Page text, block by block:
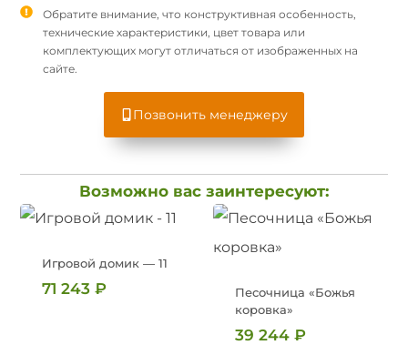
Обратите внимание, что конструктивная особенность,
технические характеристики, цвет товара или
комплектующих могут отличаться от изображенных на
сайте.
Позвонить менеджеру
Возможно вас заинтересуют:
Игровой домик — 11
71 243₽
Песочница «Божья
коровка»
39 244 ₽